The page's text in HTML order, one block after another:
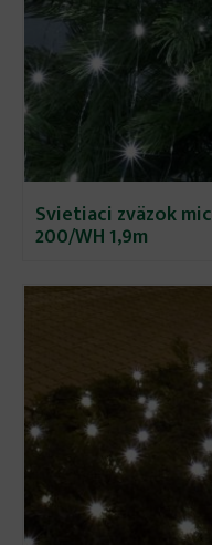
Svietiaci zväzok
200/WH 1,9m